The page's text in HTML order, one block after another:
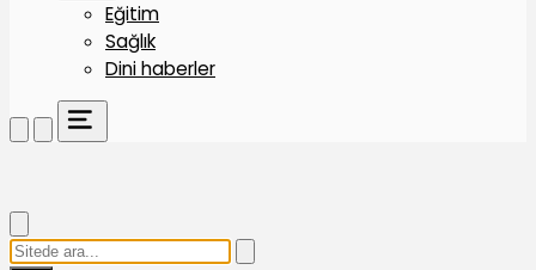
Eğitim
Sağlık
Dini haberler